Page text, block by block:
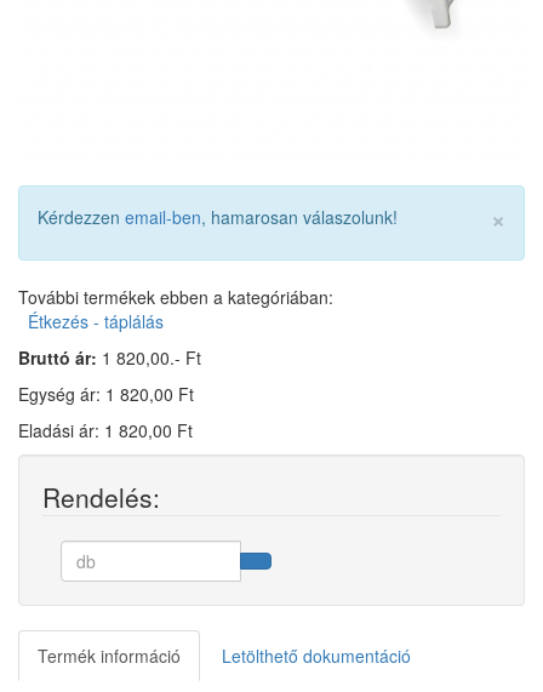
×
Kérdezzen email-ben, hamarosan válaszolunk!
További termékek ebben a kategóriában:
Étkezés - táplálás
Bruttó ár: 1 820,00.- Ft
Egység ár: 1 820,00 Ft
Eladási ár: 1 820,00 Ft
Rendelés:
Termék információ Letölthető dokumentáció